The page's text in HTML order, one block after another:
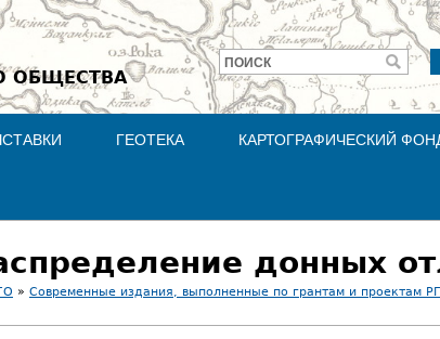
Jump to navigation
ОБЩЕСТВА
Форма
поиска
ПОИСК
ГЕОТЕКА КАРТОГРАФИЧЕСКИЙ
донных
» Современные издания, выполненные по грантам и проектам